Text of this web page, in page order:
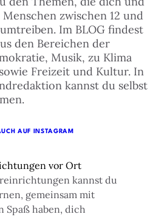
zwischen 12 und
Im BLOG findest
den Bereichen der
Musik, zu Klima
Freizeit und Kultur. In
kannst du selbst
AUF INSTAGRAM
vor Ort
kannst du
gemeinsam mit
Spaß haben, dich